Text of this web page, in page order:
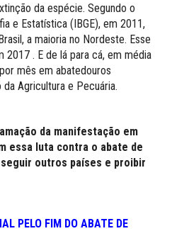
da espécie. Segundo o
e Estatística (IBGE), em 2011,
a maioria no Nordeste. Esse
2017 . E de lá para cá, em média
mês em abatedouros
Agricultura e Pecuária.
da manifestação em
essa luta contra o abate de
outros países e proibir
PELO FIM DO ABATE DE